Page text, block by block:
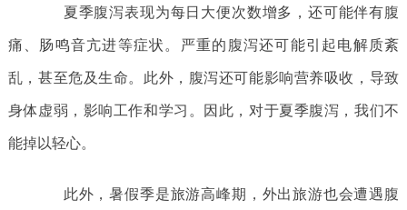
夏季腹泻表现为每日大便次数增多，还可能伴有腹
痛、肠鸣音亢进等症状。严重的腹泻还可能引起电解质紊
乱，甚至危及生命。此外，腹泻还可能影响营养吸收，导致
身体虚弱，影响工作和学习。因此，对于夏季腹泻，我们不
能掉以轻心。
此外，暑假季是旅游高峰期，外出旅游也会遭遇腹